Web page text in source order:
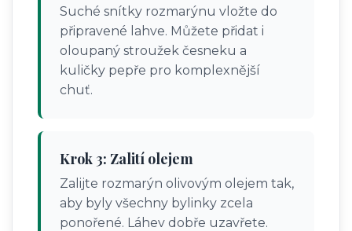
Suché snítky rozmarýnu vložte do
připravené lahve. Můžete přidat i
oloupaný stroužek česneku a
kuličky pepře pro komplexnější
chuť.
Krok 3: Zalití olejem
Zalijte rozmarýn olivovým olejem tak,
aby byly všechny bylinky zcela
ponořené. Láhev dobře uzavřete.